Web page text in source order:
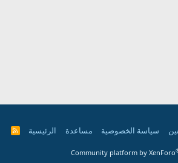
سياسة الخصوصية مساعدة الرئيسية
R
Community platform by XenForo